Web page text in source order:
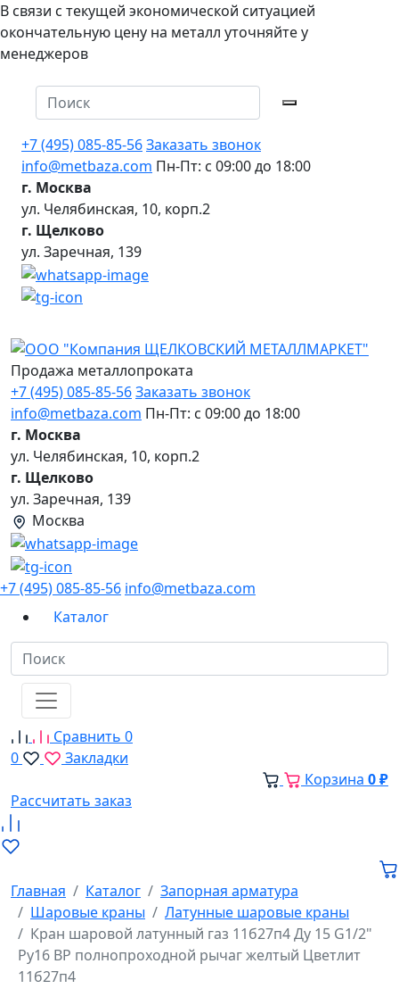
В связи с текущей экономической ситуацией
окончательную цену на металл уточняйте у
менеджеров
+7 (495) 085-85-56Заказать звонок
info@metbaza.com Пн-Пт: с 09:00 до 18:00
г. Москва
ул. Челябинская, 10, корп.2
г. Щелково
ул. Заречная, 139
Продажа металлопроката
+7 (495) 085-85-56Заказать звонок
info@metbaza.com Пн-Пт: с 09:00 до 18:00
г. Москва
ул. Челябинская, 10, корп.2
г. Щелково
ул. Заречная, 139
Москва
+7 (495) 085-85-56 info@metbaza.com
Каталог
Сравнить 0
0
Закладки
Корзина 0 ₽
Рассчитать заказ
Главная Каталог
Запорная арматура
Шаровые краны
Латунные шаровые краны
Кран шаровой латунный газ 11б27п4 Ду 15 G1/2"
Ру16 ВР полнопроходной рычаг желтый Цветлит
11б27п4